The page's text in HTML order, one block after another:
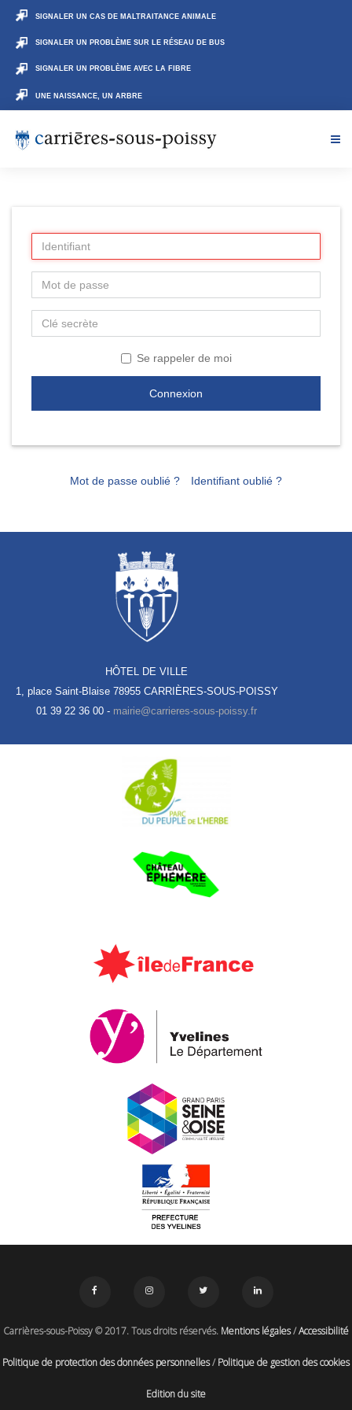
SIGNALER UN CAS DE MALTRAITANCE ANIMALE
SIGNALER UN PROBLÈME SUR LE RÉSEAU DE BUS
SIGNALER UN PROBLÈME AVEC LA FIBRE
UNE NAISSANCE, UN ARBRE
Se rappeler de moi
Connexion
Mot de passe oublié ? Identifiant oublié ?
HÔTEL DE VILLE
1, place Saint-Blaise 78955 CARRIÈRES-SOUS-POISSY
01 39 22 36 00 -
Carrières-sous-Poissy © 2017. Tous droits réservés. Mentions légales/Accessibilité
Politique de protection des données personnelles/Politique de gestion des cookies
Edition du site